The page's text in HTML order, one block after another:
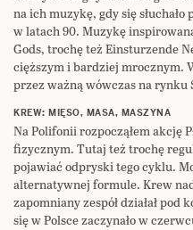
na ich muzykę, gdy się
w latach 90. Muzykę
Gods, trochę też Einsturzende
cięższym i bardziej mrocznym.
przez ważną wówczas na rynku
KREW: MIĘSO, MASA, MASZYNA
Na Polifonii rozpocząłem akcję
fizycznym. Tutaj też trochę
pojawiać odpryski tego cyklu.
alternatywnej formule. Krew
zapomniany zespół działał pod
się w Polsce zaczynało w